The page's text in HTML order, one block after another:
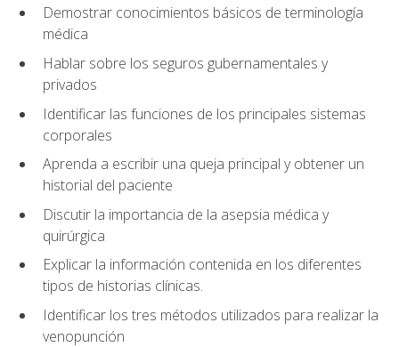
Demostrar conocimientos básicos de terminología
médica
Hablar sobre los seguros gubernamentales y
privados
Identificar las funciones de los principales sistemas
corporales
Aprenda a escribir una queja principal y obtener un
historial del paciente
Discutir la importancia de la asepsia médica y
quirúrgica
Explicar la información contenida en los diferentes
tipos de historias clínicas.
Identificar los tres métodos utilizados para realizar la
venopunción